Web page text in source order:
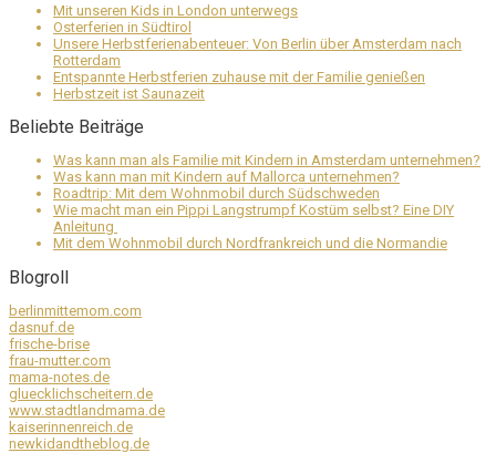
Mit unseren Kids in London unterwegs
Osterferien in Südtirol
Unsere Herbstferienabenteuer: Von Berlin über Amsterdam nach
Rotterdam
Entspannte Herbstferien zuhause mit der Familie genießen
Herbstzeit ist Saunazeit
Beliebte Beiträge
Was kann man als Familie mit Kindern in Amsterdam unternehmen?
Was kann man mit Kindern auf Mallorca unternehmen?
Roadtrip: Mit dem Wohnmobil durch Südschweden
Wie macht man ein Pippi Langstrumpf Kostüm selbst? Eine DIY
Anleitung
Mit dem Wohnmobil durch Nordfrankreich und die Normandie
Blogroll
berlinmittemom.com
dasnuf.de
frische-brise
frau-mutter.com
mama-notes.de
gluecklichscheitern.de
www.stadtlandmama.de
kaiserinnenreich.de
newkidandtheblog.de